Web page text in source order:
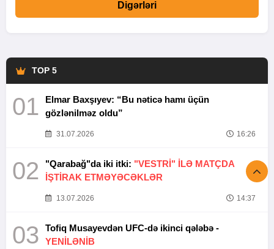
Digərləri
TOP 5
01
Elmar Baxşıyev: “Bu nəticə hamı üçün
gözlənilməz oldu”
31.07.2026 16:26
02 "Qarabağ"da iki itki: "VESTRİ" İLƏ MATÇDA
İŞTİRAK ETMƏYƏCƏKLƏR
13.07.2026 14:37
03
Tofiq Musayevdən UFC-də ikinci qələbə -
YENİLƏNİB